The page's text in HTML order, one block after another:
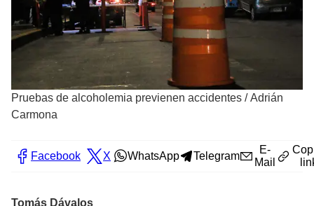
Pruebas de alcoholemia previenen accidentes /Adrián
Carmona
Facebook X WhatsApp Telegram
E-
Mail
Tomás Dávalos